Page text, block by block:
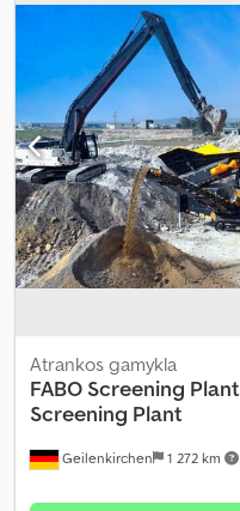
Geilenkirchen 1 272 km
Atrankos gamykla
FABO Screening Plant
Screening Plant